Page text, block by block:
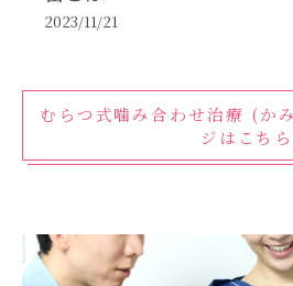
2023/11/21
むらつ式噛み合わせ治療 (か
ジはこちら